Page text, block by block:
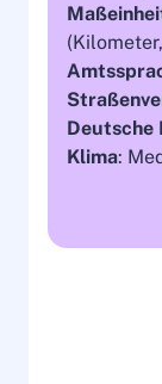
Deutsche
Klima: